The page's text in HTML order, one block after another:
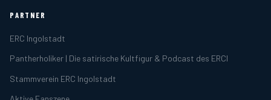
PARTNER
ERC Ingolstadt
Pantherholiker | Die satirische Kultfigur & Podcast des ERCI
Stammverein ERC Ingolstadt